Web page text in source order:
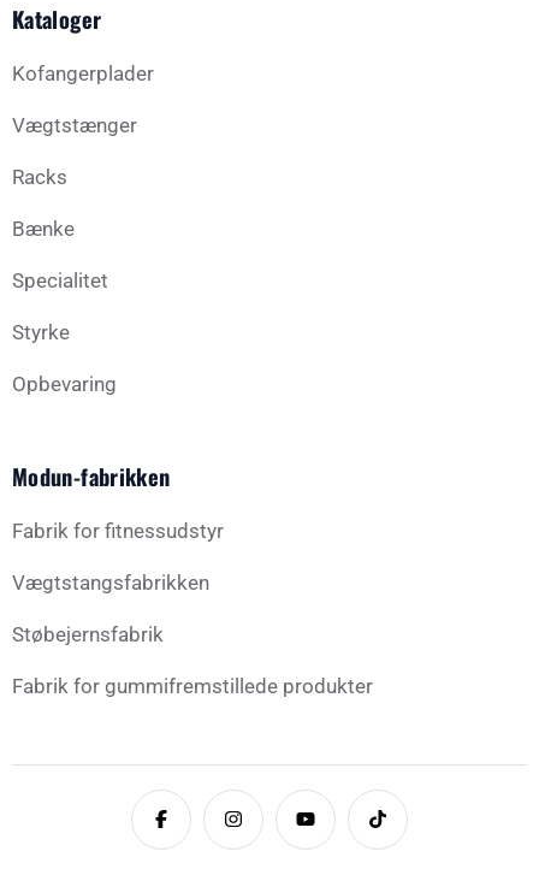
Kataloger
Kofangerplader
Vægtstænger
Racks
Bænke
Specialitet
Styrke
Opbevaring
Modun-fabrikken
Fabrik for fitnessudstyr
Vægtstangsfabrikken
Støbejernsfabrik
Fabrik for gummifremstillede produkter